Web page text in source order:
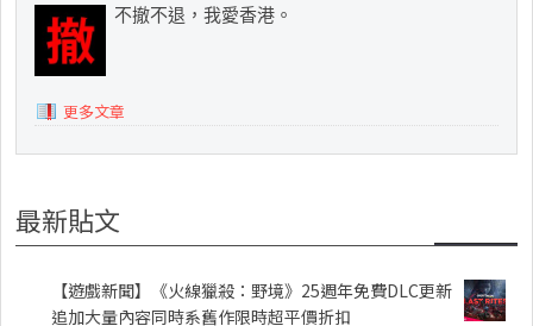
不撤不退，我愛香港。
更多文章
最新貼文
【遊戲新聞】《火線獵殺：野境》25週年免費DLC更新
追加大量內容同時系舊作限時超平價折扣